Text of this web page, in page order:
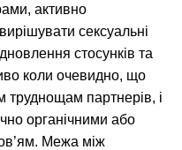
активно
сексуальні
стосунків та
коли очевидно, що
труднощам партнерів, і
органічними або
Межа між